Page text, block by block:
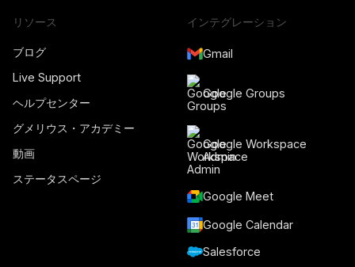
リソース
ブログ
Live Support
ヘルプセンター
グメリウス・アカデミー
動画
ステータスページ
インテグレーション
Gmail
Google Groups
Google Workspace
Admin
Google Meet
Google Calendar
Salesforce